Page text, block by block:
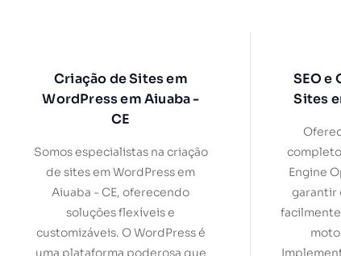
Criação de Sites em
WordPress em Aiuaba -
CE
Somos especialistas na criação
de sites em WordPress em
Aiuaba - CE, oferecendo
soluções flexíveis e
customizáveis. O WordPress é
uma plataforma poderosa que
SEO e
Sites
Engine
garantir